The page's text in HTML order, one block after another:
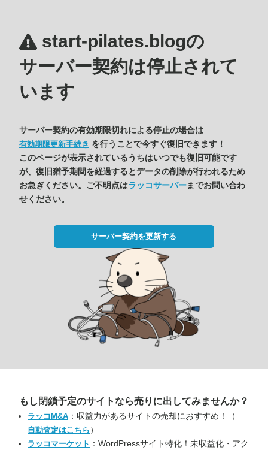
start-pilates.blogの
サーバー契約は停止されて
います
サーバー契約の有効期限切れによる停止の場合は
有効期限更新手続き を行うことで今すぐ復旧できます！
このページが表示されているうちはいつでも復旧可能です
が、復旧猶予期間を経過するとデータの削除が行われるため
お急ぎください。ご不明点はラッコサーバーまでお問い合わ
せください。
サーバー契約を更新する
もし閉鎖予定のサイトなら売りに出してみませんか？
ラッコM&A ：収益力があるサイトの売却におすすめ！（
自動査定はこちら ）
ラッコマーケット ：WordPressサイト特化！未収益化・アク